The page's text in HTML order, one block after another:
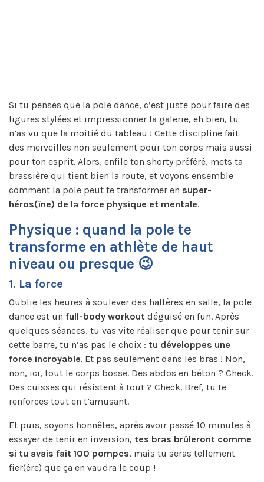
Si tu penses que la pole dance, c’est juste pour faire des
figures stylées et impressionner la galerie, eh bien, tu
n’as vu que la moitié du tableau ! Cette discipline fait
des merveilles non seulement pour ton corps mais aussi
pour ton esprit. Alors, enfile ton shorty préféré, mets ta
brassière qui tient bien la route, et voyons ensemble
comment la pole peut te transformer en super-
héros(ïne) de la force physique et mentale.
Physique : quand la pole te
transforme en athlète de haut
niveau ou presque 😉
1. La force
Oublie les heures à soulever des haltères en salle, la pole
dance est un full-body workout déguisé en fun. Après
quelques séances, tu vas vite réaliser que pour tenir sur
cette barre, tu n’as pas le choix : tu développes une
force incroyable. Et pas seulement dans les bras ! Non,
non, ici, tout le corps bosse. Des abdos en béton ? Check.
Des cuisses qui résistent à tout ? Check. Bref, tu te
renforces tout en t’amusant.
Et puis, soyons honnêtes, après avoir passé 10 minutes à
essayer de tenir en inversion, tes bras brûleront comme
si tu avais fait 100 pompes, mais tu seras tellement
fier(ère) que ça en vaudra le coup !